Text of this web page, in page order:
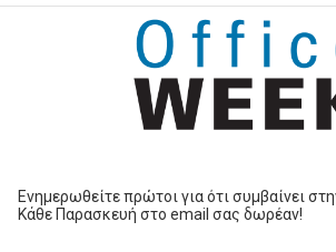
Ενημερωθείτε πρώτοι για ότι συμβαίνει
Κάθε Παρασκευή στο email σας δωρέαν!